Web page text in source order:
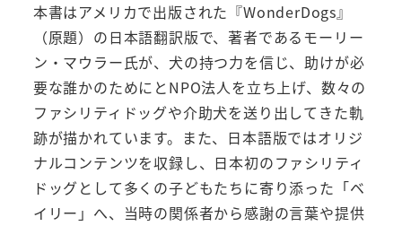
本書はアメリカで出版された『WonderDogs』
（原題）の日本語翻訳版で、著者であるモーリー
ン・マウラー氏が、犬の持つ力を信じ、助けが必
要な誰かのためにとNPO法人を立ち上げ、数々の
ファシリティドッグや介助犬を送り出してきた軌
跡が描かれています。また、日本語版ではオリジ
ナルコンテンツを収録し、日本初のファシリティ
ドッグとして多くの子どもたちに寄り添った「ベ
イリー」へ、当時の関係者から感謝の言葉や提供